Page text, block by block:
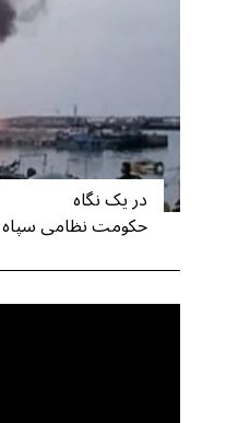
در یک نگاه
حکومت نظامی
o
r
: